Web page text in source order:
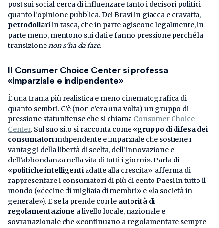
post sui social cerca di influenzare tanto i decisori politici
quanto l’opinione pubblica. Dei Bravi in giacca e cravatta,
petrodollariin tasca, che in parte agiscono legalmente, in
parte meno, mentono sui dati e fanno pressione perché la
transizionenon s’ha da fare.
Il Consumer Choice Center si professa
«imparziale e indipendente»
È una trama più realistica e meno cinematografica di
quanto sembri. C’è (non c’era una volta) un gruppo di
pressione statunitense che si chiama Consumer Choice
Center. Sul suo sito si racconta come «gruppo di difesa dei
consumatoriindipendente e imparziale che sostiene i
vantaggi della libertà di scelta, dell’innovazione e
dell’abbondanza nella vita di tutti i giorni». Parla di
«politiche intelligenti adatte alla crescita», afferma di
rappresentare i consumatori di più di cento Paesi in tutto il
mondo («decine di migliaia di membri» e «la società in
generale»). E se la prende con le autorità di
regolamentazione a livello locale, nazionale e
sovranazionale che «continuano a regolamentare sempre